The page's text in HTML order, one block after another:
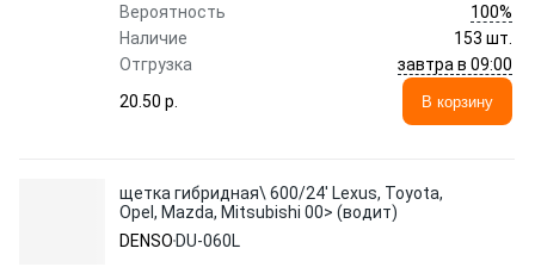
Вероятность
100%
Наличие
153 шт.
Отгрузка
завтра в 09:00
20.50 p.
В корзину
щетка гибридная\ 600/24' Lexus, Toyota,
Opel, Mazda, Mitsubishi 00> (водит)
DENSO DU-060L